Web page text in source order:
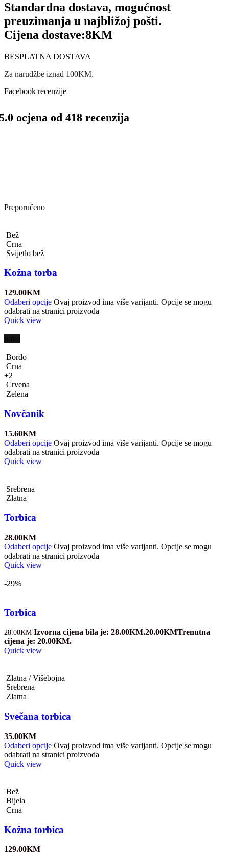
Standardna dostava, mogućnost
preuzimanja u najbližoj pošti.
Cijena dostave:8KM
BESPLATNA DOSTAVA
Za narudžbe iznad 100KM.
Facebook recenzije
ocjena od 418 recenzija
Preporučeno
Bež
Crna
Svijetlo bež
Kožna torba
129.00KM
Odaberi opcije Ovaj proizvod ima više varijanti. Opcije se mogu
odabrati na stranici proizvoda
Quick view
Bordo
Crna
+2
Crvena
Zelena
Novčanik
15.60KM
Odaberi opcije Ovaj proizvod ima više varijanti. Opcije se mogu
odabrati na stranici proizvoda
Quick view
Srebrena
Zlatna
Torbica
28.00KM
Odaberi opcije Ovaj proizvod ima više varijanti. Opcije se mogu
odabrati na stranici proizvoda
Quick view
-29%
Torbica
28.00KM Izvorna cijena bila je: 28.00KM.20.00KMTrenutna
cijena je: 20.00KM.
Quick view
Zlatna / Višebojna
Srebrena
Zlatna
Svečana torbica
35.00KM
Odaberi opcije Ovaj proizvod ima više varijanti. Opcije se mogu
odabrati na stranici proizvoda
Quick view
Bež
Bijela
Crna
Kožna torbica
129.00KM